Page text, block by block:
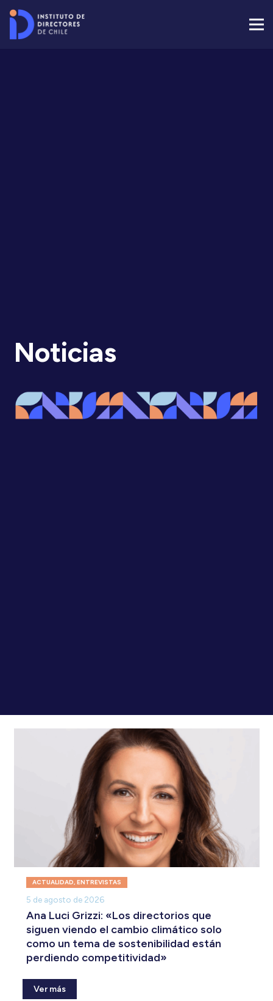
Noticias
ACTUALIDAD, ENTREVISTAS
5 de agosto de 2026
Ana Luci Grizzi: «Los directorios que
siguen viendo el cambio climático solo
como un tema de sostenibilidad están
perdiendo competitividad»
Ver más